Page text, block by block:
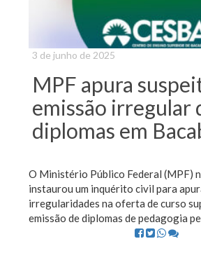
3 de junho de 2025
MPF apura
emissão irregular
diplomas em
O Ministério Público Federal (MPF)
instaurou um inquérito civil para
irregularidades na oferta de curso
emissão de diplomas de pedagogia